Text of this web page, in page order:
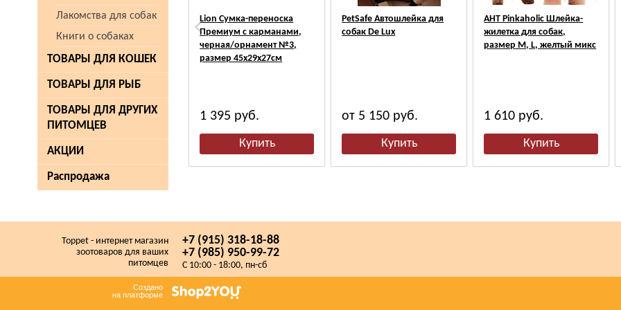
Лакомства для собак
Книги о собаках
ТОВАРЫ ДЛЯ КОШЕК
ТОВАРЫ ДЛЯ РЫБ
ТОВАРЫ ДЛЯ ДРУГИХ
ПИТОМЦЕВ
АКЦИИ
Распродажа
Lion Сумка-переноска
Премиум с карманами,
черная/орнамент №3,
размер 45х29х27см
1 395 руб.
PetSafe Автошлейка для
собак De Lux
от 5 150 руб.
АНТ Pinkaholic Шлейка-
жилетка для собак,
размер M, L, желтый микс
1 610 руб.
Toppet - интернет магазин
зоотоваров для ваших
питомцев
+7 (915) 318-18-88
+7 (985) 950-99-72
C 10:00 - 18:00, пн-сб
Создано
на платформе